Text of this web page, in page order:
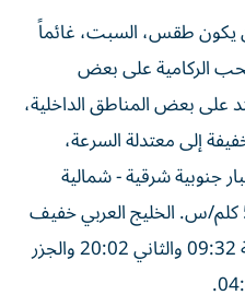
يكون طقس، السبت، غائماً
الركامية على بعض
على بعض المناطق الداخلية،
إلى معتدلة السرعة،
جنوبية شرقية - شمالية
شرقية/ 10 إلى 25 تصل إلى 50 كلم/س. الخليج العربي خفيف
الموج ويحدث المدّ الأول الساعة 09:32 والثاني 20:02 والجزر